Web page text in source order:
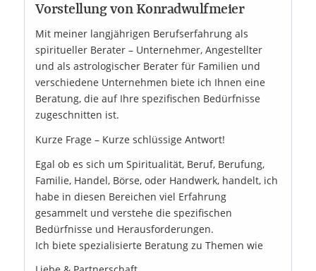
Vorstellung von Konradwulfmeier
Mit meiner langjährigen Berufserfahrung als
spiritueller Berater – Unternehmer, Angestellter
und als astrologischer Berater für Familien und
verschiedene Unternehmen biete ich Ihnen eine
Beratung, die auf Ihre spezifischen Bedürfnisse
zugeschnitten ist.
Kurze Frage – Kurze schlüssige Antwort!
Egal ob es sich um Spiritualität, Beruf, Berufung,
Familie, Handel, Börse, oder Handwerk, handelt, ich
habe in diesen Bereichen viel Erfahrung
gesammelt und verstehe die spezifischen
Bedürfnisse und Herausforderungen.
Ich biete spezialisierte Beratung zu Themen wie